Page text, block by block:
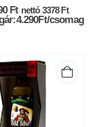
0az 5-ből
Ft nettó3378 Ft
csomag